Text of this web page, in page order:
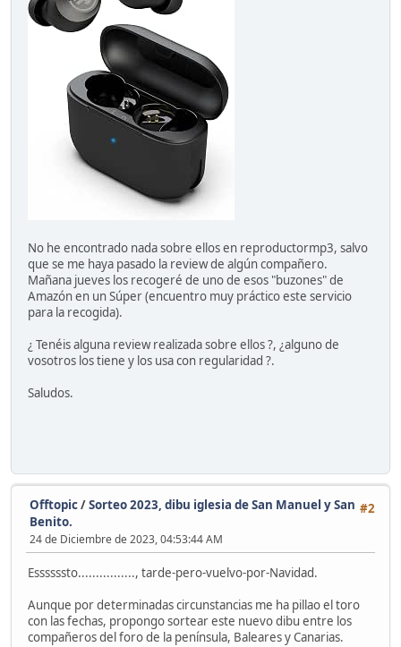
No he encontrado nada sobre ellos en reproductormp3, salvo
que se me haya pasado la review de algún compañero.
Mañana jueves los recogeré de uno de esos "buzones" de
Amazón en un Súper (encuentro muy práctico este servicio
para la recogida).
¿ Tenéis alguna review realizada sobre ellos ?, ¿alguno de
vosotros los tiene y los usa con regularidad ?.
Saludos.
#2
Offtopic/Sorteo 2023, dibu iglesia de San Manuel y San
Benito.
24 de Diciembre de 2023, 04:53:44 AM
Essssssto................, tarde-pero-vuelvo-por-Navidad.
Aunque por determinadas circunstancias me ha pillao el toro
con las fechas, propongo sortear este nuevo dibu entre los
compañeros del foro de la península, Baleares y Canarias.